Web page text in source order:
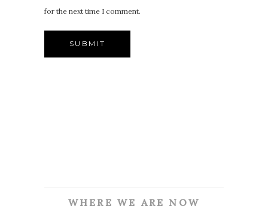
for the next time I comment.
WHERE WE ARE NOW